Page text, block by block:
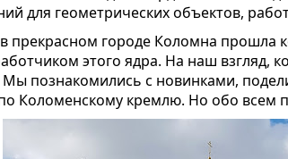
для геометрических объектов,
прекрасном городе Коломна прошла
этого ядра. На наш взгляд,
Мы познакомились с новинками,
Коломенскому кремлю. Но обо всем